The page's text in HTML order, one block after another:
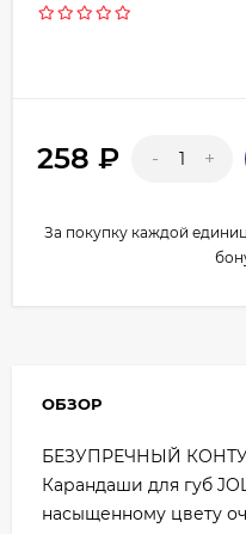
258 ₽ - +
За покупку каждой
ОБЗОР
БЕЗУПРЕЧНЫЙ
Карандаши для губ
насыщенному цвету